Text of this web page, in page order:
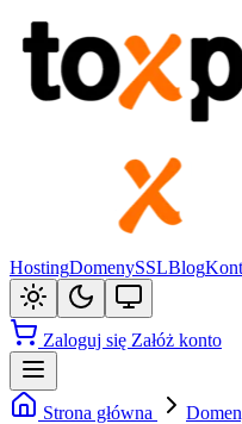
HostingDomenySSLBlog
Zaloguj się Załóż konto
Strona główna